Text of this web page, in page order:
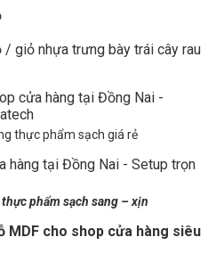
/ giỏ nhựa trưng bày trái cây rau
thực phẩm sạch giá rẻ
phẩm sạch sang – xịn
MDF cho shop cửa hàng siêu